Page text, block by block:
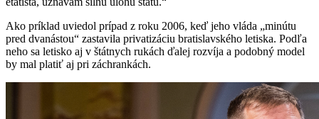
Ako príklad uviedol prípad z roku 2006, keď jeho vláda „minútu
pred dvanástou“ zastavila privatizáciu bratislavského letiska. Podľa
neho sa letisko aj v štátnych rukách ďalej rozvíja a podobný model
by mal platiť aj pri záchrankách.